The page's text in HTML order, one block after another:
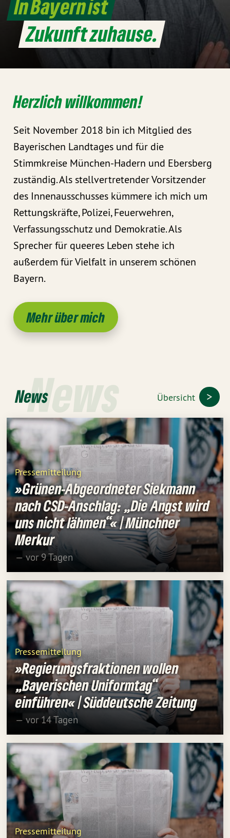
In Bayern ist
Zukunft zuhause.
Herzlich willkommen!
Seit November 2018 bin ich Mitglied des
Bayerischen Landtages und für die
Stimmkreise München-Hadern und Ebersberg
zuständig. Als stellvertretender Vorsitzender
des Innenausschusses kümmere ich mich um
Rettungskräfte, Polizei, Feuerwehren,
Verfassungsschutz und Demokratie. Als
Sprecher für queeres Leben stehe ich
außerdem für Vielfalt in unserem schönen
Bayern.
Mehr über mich
News
News Übersicht
Pressemitteilung
»Grünen-Abgeordneter Siekmann
nach CSD-Anschlag: „Die Angst wird
uns nicht lähmen“« | Münchner
Merkur
— vor 9 Tagen
Pressemitteilung
»Regierungsfraktionen wollen
„Bayerischen Uniformtag“
einführen« | Süddeutsche Zeitung
— vor 14 Tagen
Pressemitteilung